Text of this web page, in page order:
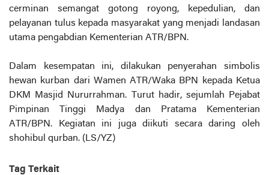
cerminan semangat gotong royong, kepedulian, dan
pelayanan tulus kepada masyarakat yang menjadi landasan
utama pengabdian Kementerian ATR/BPN.
Dalam kesempatan ini, dilakukan penyerahan simbolis
hewan kurban dari Wamen ATR/Waka BPN kepada Ketua
DKM Masjid Nururrahman. Turut hadir, sejumlah Pejabat
Pimpinan Tinggi Madya dan Pratama Kementerian
ATR/BPN. Kegiatan ini juga diikuti secara daring oleh
shohibul qurban. (LS/YZ)
Tag Terkait